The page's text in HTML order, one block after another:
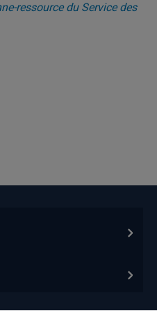
ressource du Service des